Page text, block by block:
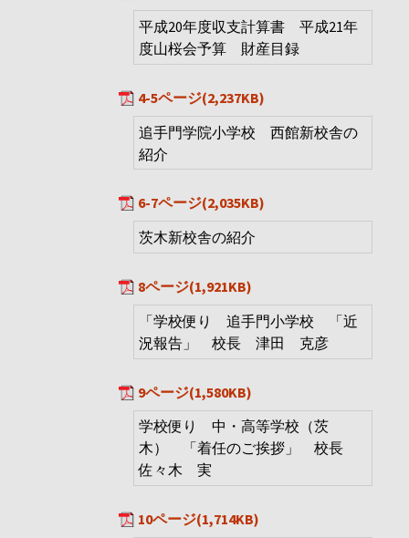
平成20年度収支計算書 平成21年
度山桜会予算 財産目録
4-5ページ(2,237KB)
追手門学院小学校 西館新校舎の
紹介
6-7ページ(2,035KB)
茨木新校舎の紹介
8ページ(1,921KB)
「学校便り 追手門小学校 「近
況報告」 校長 津田 克彦
9ページ(1,580KB)
学校便り 中・高等学校（茨
木） 「着任のご挨拶」 校長
佐々木 実
10ページ(1,714KB)